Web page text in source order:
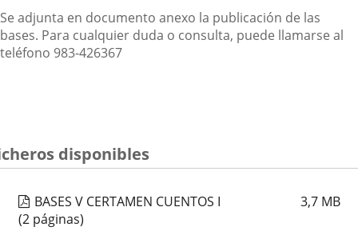
Se adjunta en documento anexo la publicación de las
bases. Para cualquier duda o consulta, puede llamarse al
teléfono 983-426367
disponibles
BASES V CERTAMEN CUENTOS I 3,7 MB
(2 páginas)